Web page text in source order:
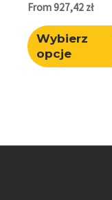
From927,42 zł
Wybierz
opcje